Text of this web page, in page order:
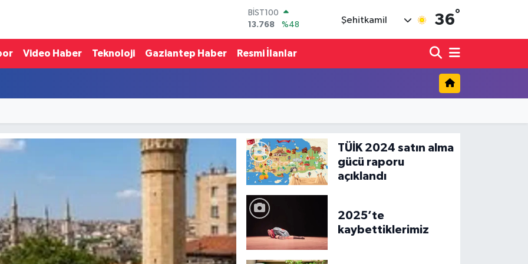
BITCOIN
64.602,05
%0.69
DOLAR
47,6006
13.768
%48
Şehitkamil 36°
Video Haber Teknoloji Gaziantep Haber Resmi İlanlar
TÜİK 2024 satın alma
gücü raporu
açıklandı
2025’te
kaybettiklerimiz